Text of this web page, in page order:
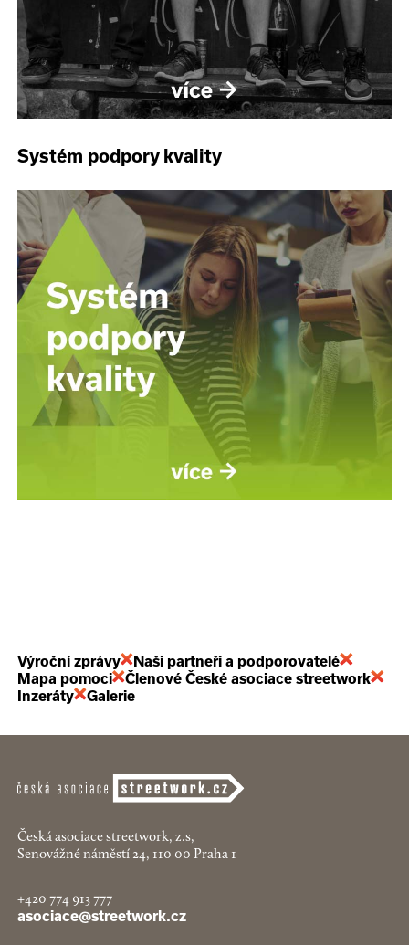
Systém podpory kvality
Výroční zprávy
Naši partneři a podporovatelé
Mapa pomoci
Členové České asociace streetwork
Inzeráty
Galerie
Česká asociace streetwork, z.s,
Senovážné náměstí 24, 110 00 Praha 1
+420 774 913 777
asociace@streetwork.cz